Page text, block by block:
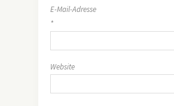
E-Mail-Adresse
*
Website